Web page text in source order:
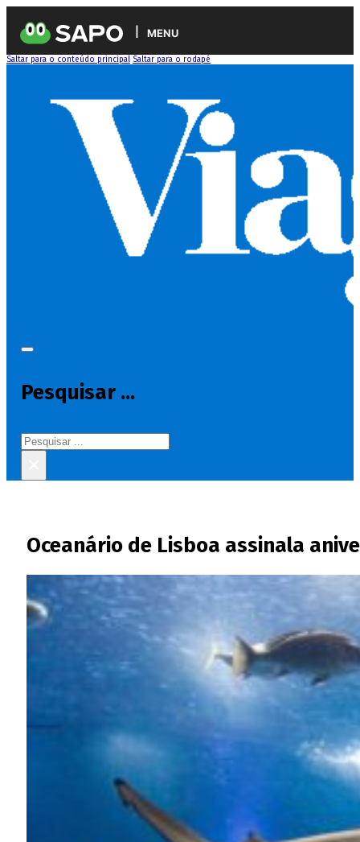
MENU
Saltar para o conteúdo principal Saltar para o rodapé
Pesquisar ...
Pesquisar
Oceanário de Lisboa assinala